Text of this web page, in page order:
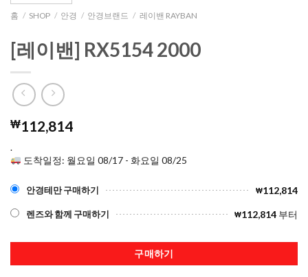
홈 / SHOP / 안경 / 안경브랜드 / 레이밴 RAYBAN
[레이밴] RX5154 2000
₩112,814
.
도착일정: 월요일 08/17 - 화요일 08/25
안경테만 구매하기 ₩112,814
렌즈와 함께 구매하기 ₩112,814 부터
구매하기